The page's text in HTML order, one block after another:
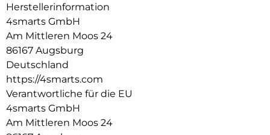
Unser Second Glass ist nicht nur robust, sondern auch
einfacher zu montieren als eine Panzerfolie. Mit dem
mitgelieferten Reinigungsset lässt sich das Schutzglas
staubfrei anbringen. Und wenn es Zeit ist, das Glas
auszutauschen, ist das genauso einfach. Mit unserem Second
Glass erhalten Sie einen effektiven und benutzerfreundlichen
Displayschutz für Ihr mobiles Gerät.
Kristallklare Qualität:
Smartphone, sondern garantiert auch die uneingeschränkte
Herstellerinformation
4smarts GmbH
Am Mittleren Moos 24
86167 Augsburg
Deutschland
https://4smarts.com
Verantwortliche für die EU
4smarts GmbH
Am Mittleren Moos 24